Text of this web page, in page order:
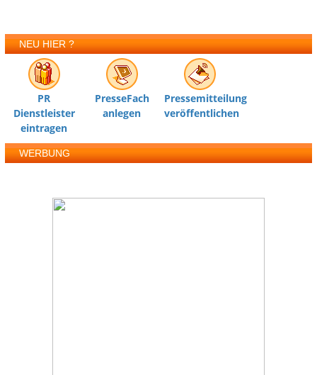
NEU HIER ?
PR
Dienstleister
eintragen
PresseFach
anlegen
Pressemitteilung
veröffentlichen
WERBUNG